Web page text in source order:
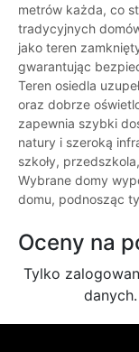
metrów każda, co
tradycyjnych
jako teren
gwarantując
Teren osiedla
oraz dobrze
zapewnia szybki
natury i szeroką
szkoły,
Wybrane domy
domu, podnosząc
Oceny na
Tylko
danych.